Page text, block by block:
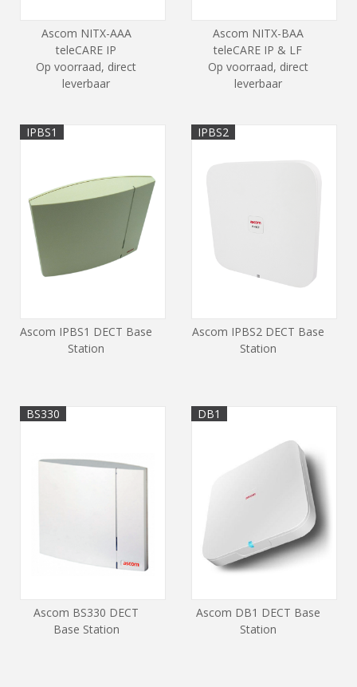
Ascom NITX-AAA
teleCARE IP
Op voorraad, direct
leverbaar
Ascom NITX-BAA
teleCARE IP & LF
Op voorraad, direct
leverbaar
IPBS1
Ascom IPBS1 DECT Base
Station
IPBS2
Ascom IPBS2 DECT Base
Station
BS330
Ascom BS330 DECT
Base Station
DB1
Ascom DB1 DECT Base
Station